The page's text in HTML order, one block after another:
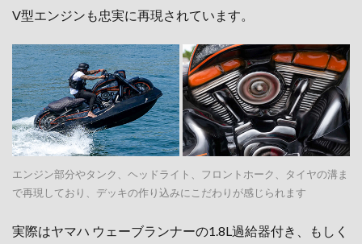
V型エンジンも忠実に再現されています。
エンジン部分やタンク、ヘッドライト、フロントホーク、タイヤの溝ま
で再現しており、デッキの作り込みにこだわりが感じられます
実際はヤマハ ウェーブランナーの1.8L過給器付き、もしく